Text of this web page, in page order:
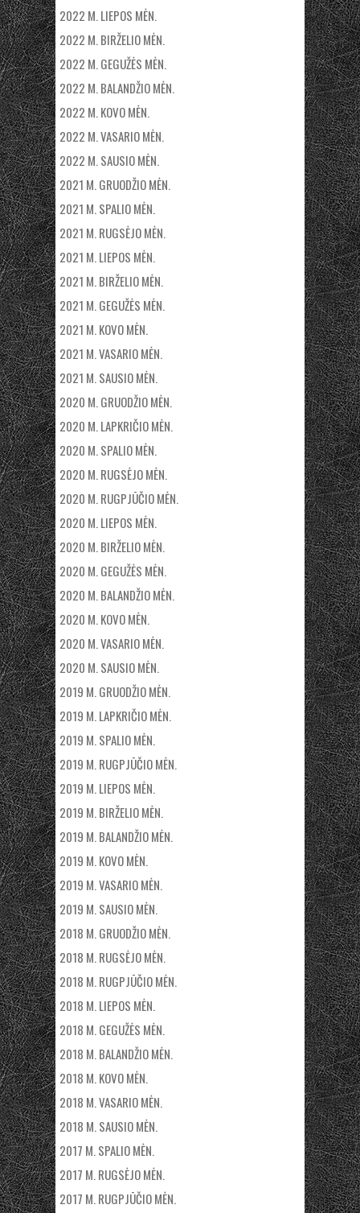
2022 M. LIEPOS MĖN.
2022 M. BIRŽELIO MĖN.
2022 M. GEGUŽĖS MĖN.
2022 M. BALANDŽIO MĖN.
2022 M. KOVO MĖN.
2022 M. VASARIO MĖN.
2022 M. SAUSIO MĖN.
2021 M. GRUODŽIO MĖN.
2021 M. SPALIO MĖN.
2021 M. RUGSĖJO MĖN.
2021 M. LIEPOS MĖN.
2021 M. BIRŽELIO MĖN.
2021 M. GEGUŽĖS MĖN.
2021 M. KOVO MĖN.
2021 M. VASARIO MĖN.
2021 M. SAUSIO MĖN.
2020 M. GRUODŽIO MĖN.
2020 M. LAPKRIČIO MĖN.
2020 M. SPALIO MĖN.
2020 M. RUGSĖJO MĖN.
2020 M. RUGPJŪČIO MĖN.
2020 M. LIEPOS MĖN.
2020 M. BIRŽELIO MĖN.
2020 M. GEGUŽĖS MĖN.
2020 M. BALANDŽIO MĖN.
2020 M. KOVO MĖN.
2020 M. VASARIO MĖN.
2020 M. SAUSIO MĖN.
2019 M. GRUODŽIO MĖN.
2019 M. LAPKRIČIO MĖN.
2019 M. SPALIO MĖN.
2019 M. RUGPJŪČIO MĖN.
2019 M. LIEPOS MĖN.
2019 M. BIRŽELIO MĖN.
2019 M. BALANDŽIO MĖN.
2019 M. KOVO MĖN.
2019 M. VASARIO MĖN.
2019 M. SAUSIO MĖN.
2018 M. GRUODŽIO MĖN.
2018 M. RUGSĖJO MĖN.
2018 M. RUGPJŪČIO MĖN.
2018 M. LIEPOS MĖN.
2018 M. GEGUŽĖS MĖN.
2018 M. BALANDŽIO MĖN.
2018 M. KOVO MĖN.
2018 M. VASARIO MĖN.
2018 M. SAUSIO MĖN.
2017 M. SPALIO MĖN.
2017 M. RUGSĖJO MĖN.
2017 M. RUGPJŪČIO MĖN.